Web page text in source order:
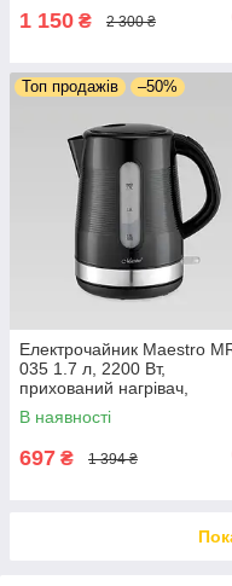
1 150 ₴ 2 300 ₴
Топ продажів –50%
Електрочайник Maestro
035 1.7 л, 2200 Вт,
прихований нагрівач,
автовимкнення
В наявності
697 ₴ 1 394 ₴